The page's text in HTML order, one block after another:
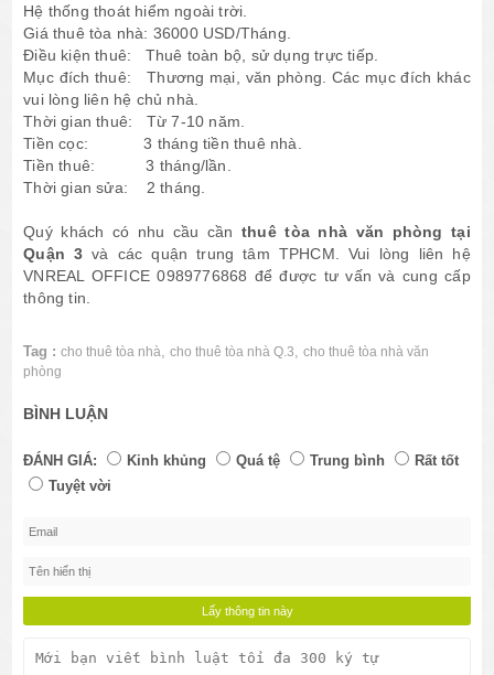
Hệ thống thoát hiểm ngoài trời.
Giá thuê tòa nhà: 36000 USD/Tháng.
Điều kiện thuê: Thuê toàn bộ, sử dụng trực tiếp.
Mục đích thuê: Thương mại, văn phòng. Các mục đích khác
vui lòng liên hệ chủ nhà.
Thời gian thuê: Từ 7-10 năm.
Tiền cọc: 3 tháng tiền thuê nhà.
Tiền thuê: 3 tháng/lần.
Thời gian sửa: 2 tháng.
Quý khách có nhu cầu cầnthuê tòa nhà văn phòng tại
Quận 3 và các quận trung tâm TPHCM. Vui lòng liên hệ
VNREAL OFFICE 0989776868 để được tư vấn và cung cấp
thông tin.
Tag : cho thuê tòa nhà,cho thuê tòa nhà Q.3,cho thuê tòa nhà văn
phòng
BÌNH LUẬN
ĐÁNH GIÁ: Kinh khủng Quá tệ Trung bình
Rất tốt
Tuyệt vời